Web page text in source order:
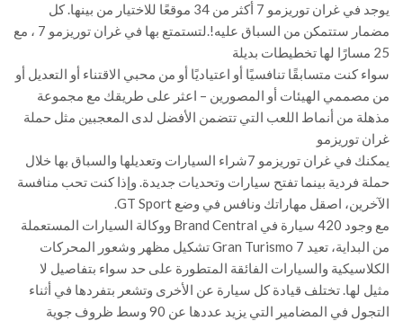
يوجد في غران توريزمو 7 أكثر من 34 موقعًا للاختيار من بينها. كل
مضمار ستتمكن من السباق عليه!.لتستمتع بها في غران توريزمو 7 ، مع
25 مسارًا لها تخطيطات بديلة
سواء كنت متسابقًا تنافسيًا أو اعتياديًا أو من محبي الاقتناء أو التعديل أو
من مصممي الهيئات أو المصورين – اعثر على طريقك مع مجموعة
مذهلة من أنماط اللعب التي تتضمن الأفضل لدى المعجبين مثل حملة
غران توريزمو
يمكنك في غران توريزمو 7شراء السيارات وتعديلها والسباق بها خلال
حملة فردية بينما تفتح سيارات وتحديات جديدة. وإذا كنت تحب منافسة
الآخرين، اصقل مهاراتك ونافس في وضع GT Sport.
مع وجود 420 سيارة في Brand Central ووكالة السيارات المستعملة
من البداية، تعيد Gran Turismo 7 تشكيل مظهر وشعور المحركات
الكلاسيكية والسيارات الفائقة المتطورة على حد سواء بتفاصيل لا
مثيل لها. تختلف قيادة كل سيارة عن الأخرى وتشعر بتفردها في أثناء
التجول في المضامير التي يزيد عددها عن 90 وسط ظروف جوية